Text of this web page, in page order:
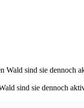
sind sie dennoch